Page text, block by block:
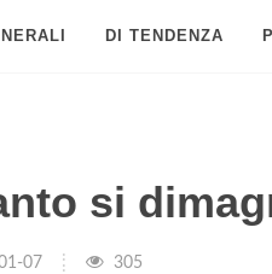
DI TENDENZA
si
07 305